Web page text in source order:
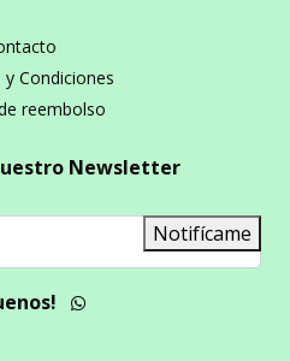
Condiciones
reembolso
Newsletter
Notifícame